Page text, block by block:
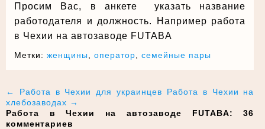
Просим Вас, в анкете указать название
работодателя и должность. Например работа
в Чехии на автозаводе FUTABA
Метки: женщины оператор семейные пары
Навигация по записям
← Работа в Чехии для украинцев
Работа в Чехии на
хлебозаводах →
Работа в Чехии на автозаводе FUTABA: 36
комментариев